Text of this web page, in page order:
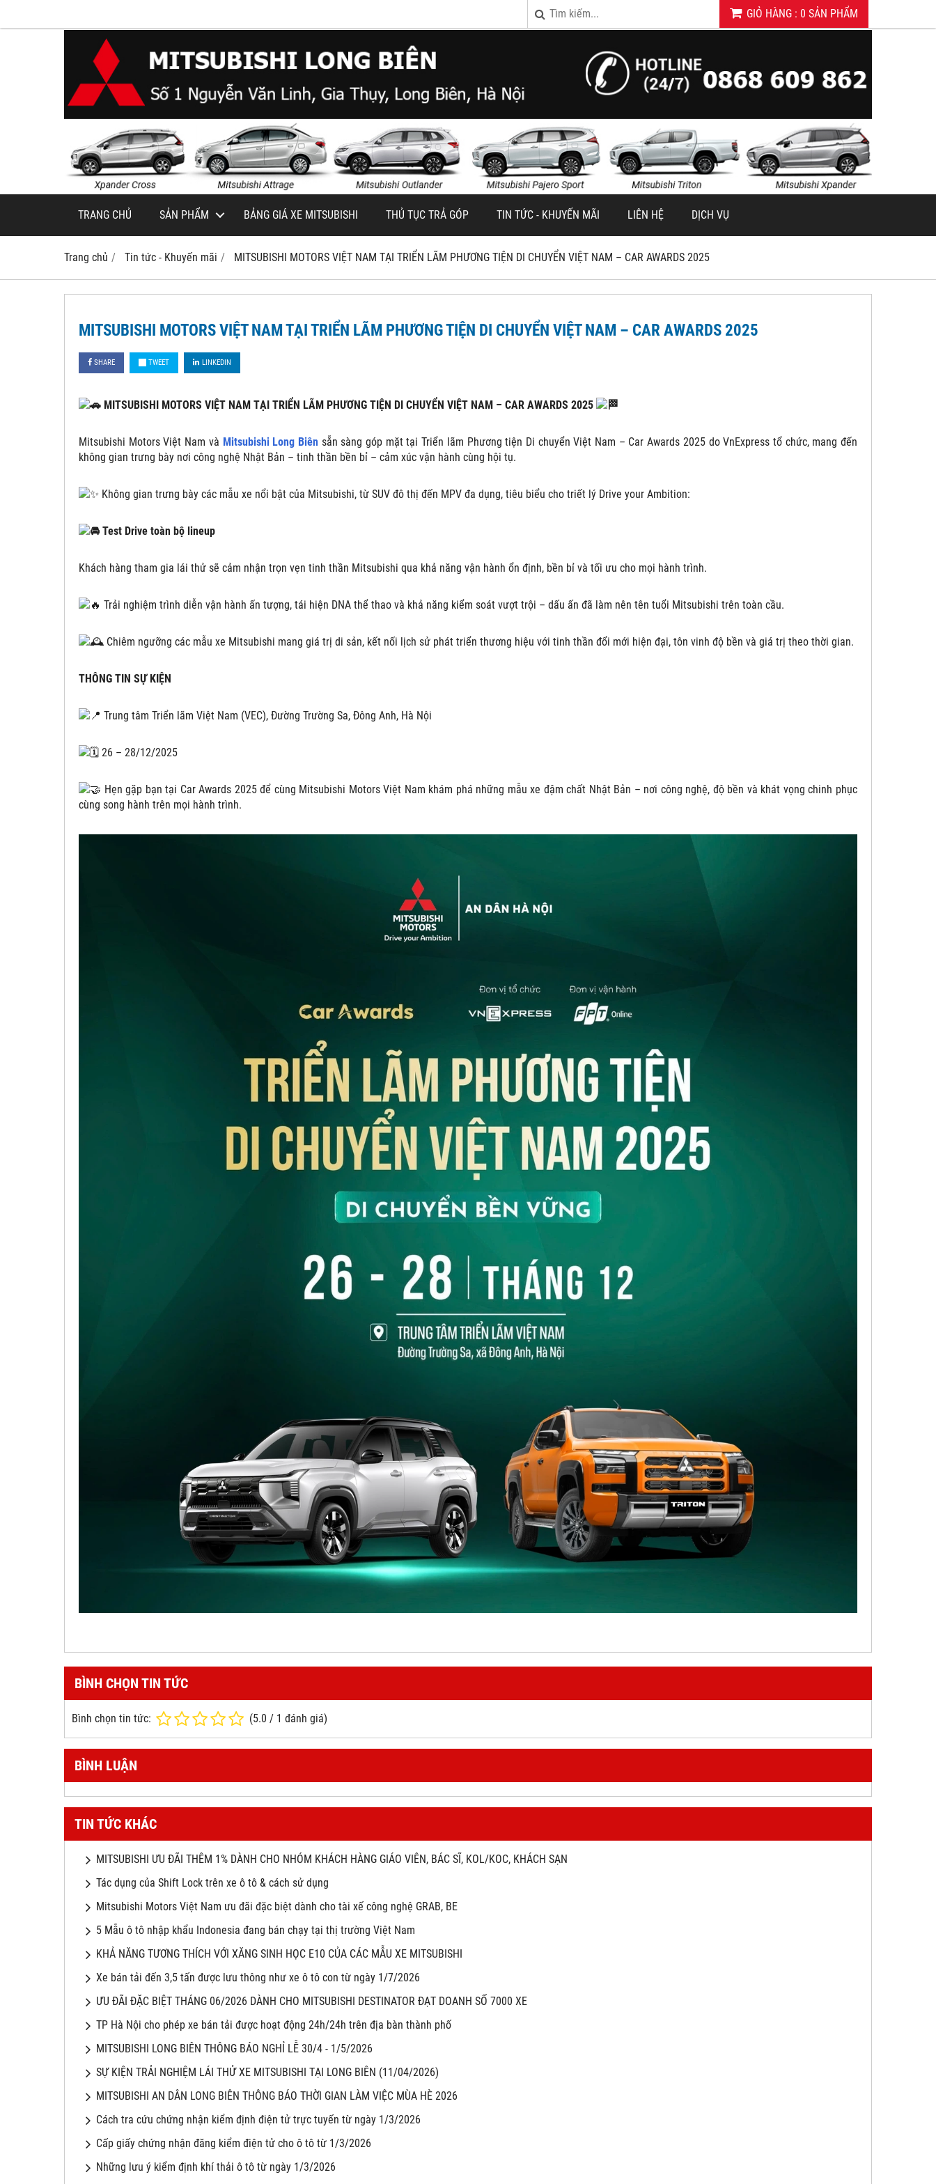
GIỎ HÀNG : 0 SẢN PHẨM
TRANG CHỦ SẢN PHẨM BẢNG GIÁ XE MITSUBISHI THỦ TỤC TRẢ GÓP TIN TỨC - KHUYẾN MÃI LIÊN HỆ DỊCH VỤ
Trang chủ Tin tức - Khuyến mãi MITSUBISHI MOTORS VIỆT NAM TẠI TRIỂN LÃM PHƯƠNG TIỆN DI CHUYỂN VIỆT NAM – CAR AWARDS 2025
MITSUBISHI MOTORS VIỆT NAM TẠI TRIỂN LÃM PHƯƠNG TIỆN DI CHUYỂN VIỆT NAM – CAR AWARDS 2025
SHARE TWEET LINKEDIN
MITSUBISHI MOTORS VIỆT NAM TẠI TRIỂN LÃM PHƯƠNG TIỆN DI CHUYỂN VIỆT NAM – CAR AWARDS 2025
Mitsubishi Motors Việt Nam và Mitsubishi Long Biên sẵn sàng góp mặt tại Triển lãm Phương tiện Di chuyển Việt Nam – Car Awards 2025 do VnExpress tổ chức, mang đến
không gian trưng bày nơi công nghệ Nhật Bản – tinh thần bền bỉ – cảm xúc vận hành cùng hội tụ.
Không gian trưng bày các mẫu xe nổi bật của Mitsubishi, từ SUV đô thị đến MPV đa dụng, tiêu biểu cho triết lý Drive your Ambition:
Test Drive toàn bộ lineup
Khách hàng tham gia lái thử sẽ cảm nhận trọn vẹn tinh thần Mitsubishi qua khả năng vận hành ổn định, bền bỉ và tối ưu cho mọi hành trình.
Trải nghiệm trình diễn vận hành ấn tượng, tái hiện DNA thể thao và khả năng kiểm soát vượt trội – dấu ấn đã làm nên tên tuổi Mitsubishi trên toàn cầu.
Chiêm ngưỡng các mẫu xe Mitsubishi mang giá trị di sản, kết nối lịch sử phát triển thương hiệu với tinh thần đổi mới hiện đại, tôn vinh độ bền và giá trị theo thời gian.
THÔNG TIN SỰ KIỆN
Trung tâm Triển lãm Việt Nam (VEC), Đường Trường Sa, Đông Anh, Hà Nội
26 – 28/12/2025
Hẹn gặp bạn tại Car Awards 2025 để cùng Mitsubishi Motors Việt Nam khám phá những mẫu xe đậm chất Nhật Bản – nơi công nghệ, độ bền và khát vọng chinh phục
cùng song hành trên mọi hành trình.
BÌNH CHỌN TIN TỨC
Bình chọn tin tức: (5.0 / 1 đánh giá)
BÌNH LUẬN
TIN TỨC KHÁC
MITSUBISHI ƯU ĐÃI THÊM 1% DÀNH CHO NHÓM KHÁCH HÀNG GIÁO VIÊN, BÁC SĨ, KOL/KOC, KHÁCH SẠN
Tác dụng của Shift Lock trên xe ô tô & cách sử dụng
Mitsubishi Motors Việt Nam ưu đãi đặc biệt dành cho tài xế công nghệ GRAB, BE
5 Mẫu ô tô nhập khẩu Indonesia đang bán chạy tại thị trường Việt Nam
KHẢ NĂNG TƯƠNG THÍCH VỚI XĂNG SINH HỌC E10 CỦA CÁC MẪU XE MITSUBISHI
Xe bán tải đến 3,5 tấn được lưu thông như xe ô tô con từ ngày 1/7/2026
ƯU ĐÃI ĐẶC BIỆT THÁNG 06/2026 DÀNH CHO MITSUBISHI DESTINATOR ĐẠT DOANH SỐ 7000 XE
TP Hà Nội cho phép xe bán tải được hoạt động 24h/24h trên địa bàn thành phố
MITSUBISHI LONG BIÊN THÔNG BÁO NGHỈ LỄ 30/4 - 1/5/2026
SỰ KIỆN TRẢI NGHIỆM LÁI THỬ XE MITSUBISHI TẠI LONG BIÊN (11/04/2026)
MITSUBISHI AN DÂN LONG BIÊN THÔNG BÁO THỜI GIAN LÀM VIỆC MÙA HÈ 2026
Cách tra cứu chứng nhận kiểm định điện tử trực tuyến từ ngày 1/3/2026
Cấp giấy chứng nhận đăng kiểm điện tử cho ô tô từ 1/3/2026
Những lưu ý kiểm định khí thải ô tô từ ngày 1/3/2026